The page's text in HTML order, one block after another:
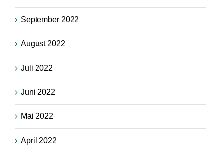
September 2022
August 2022
Juli 2022
Juni 2022
Mai 2022
April 2022